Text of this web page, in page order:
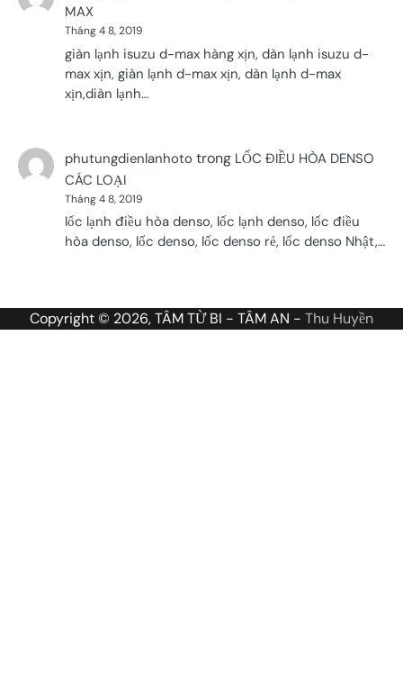
MAX
Tháng 4 8, 2019
giàn lạnh isuzu d-max hàng xịn, dàn lạnh isuzu d-
max xịn, giàn lạnh d-max xịn, dàn lạnh d-max
xịn,diàn lạnh…
phutungdienlanhoto trong LỐC ĐIỀU HÒA DENSO
CÁC LOẠI
Tháng 4 8, 2019
lốc lạnh điều hòa denso, lốc lạnh denso, lốc điều
hòa denso, lốc denso, lốc denso rẻ, lốc denso Nhật,…
Copyright © 2026, TÂM TỪ BI - TÂM AN - Thu Huyền